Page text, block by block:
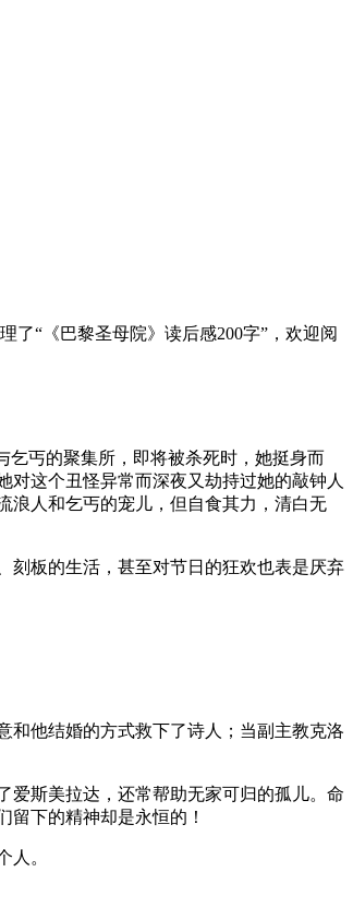
“《巴黎圣母院》读后感200字”，欢迎阅
丐的聚集所，即将被杀死时，她挺身而
这个丑怪异常而深夜又劫持过她的敲钟人
浪人和乞丐的宠儿，但自食其力，清白无
刻板的生活，甚至对节日的狂欢也表是厌弃
和他结婚的方式救下了诗人；当副主教克洛
爱斯美拉达，还常帮助无家可归的孤儿。命
下的精神却是永恒的！
人。